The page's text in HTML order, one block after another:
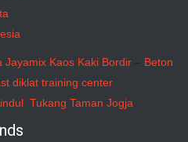
Jayamix Kaos Kaki Bordir – Beton
diklat training center
Tukang Taman Jogja